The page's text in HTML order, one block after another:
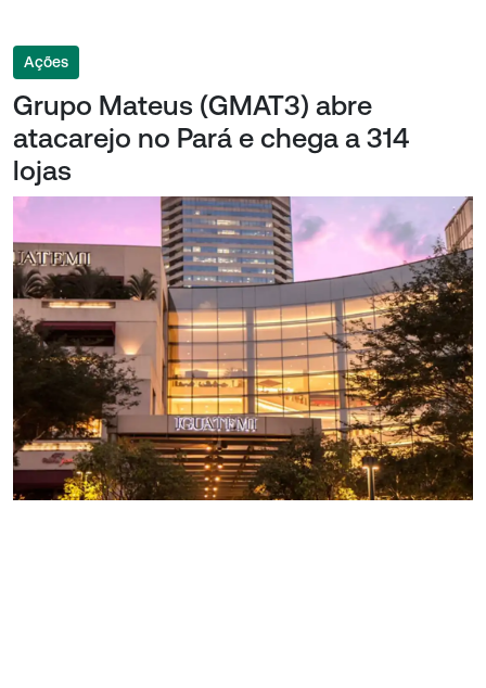
Ações
Grupo Mateus (GMAT3) abre
atacarejo no Pará e chega a 314
lojas